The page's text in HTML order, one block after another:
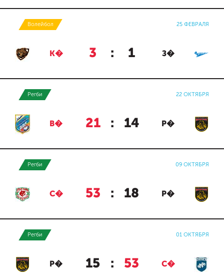
Волейбол 25 ФЕВРАЛЯ
К� 3 : 1 З�
Регби 22 ОКТЯБРЯ
В� 21 : 14 Р�
Регби 09 ОКТЯБРЯ
С� 53 : 18 Р�
Регби 01 ОКТЯБРЯ
Р� 15 : 53 С�